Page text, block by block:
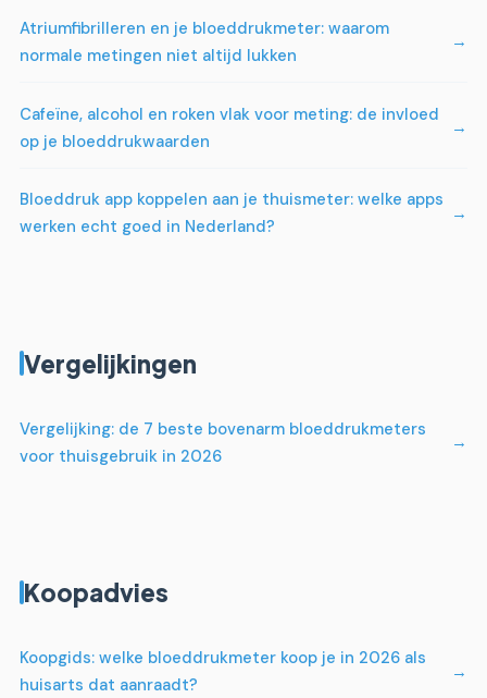
Atriumfibrilleren en je bloeddrukmeter: waarom
normale metingen niet altijd lukken
Cafeïne, alcohol en roken vlak voor meting: de invloed
op je bloeddrukwaarden
Bloeddruk app koppelen aan je thuismeter: welke apps
werken echt goed in Nederland?
Vergelijkingen
Vergelijking: de 7 beste bovenarm bloeddrukmeters
voor thuisgebruik in 2026
Koopadvies
Koopgids: welke bloeddrukmeter koop je in 2026 als
huisarts dat aanraadt?